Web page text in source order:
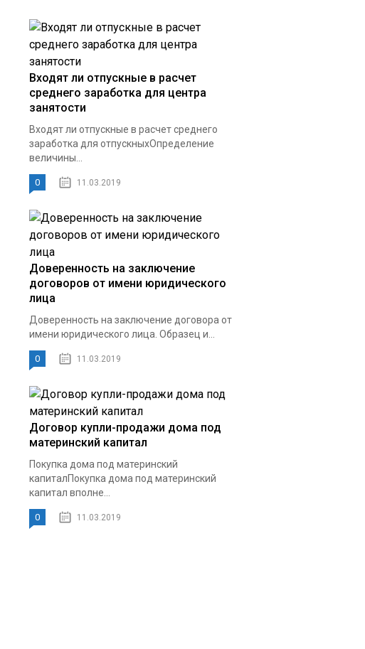
Входят ли отпускные в расчет
среднего заработка для центра
занятости
Входят ли отпускные в расчет среднего
заработка для отпускныхОпределение
величины...
0 11.03.2019
Доверенность на заключение
договоров от имени юридического
лица
Доверенность на заключение договора от
имени юридического лица. Образец и...
0 11.03.2019
Договор купли-продажи дома под
материнский капитал
Покупка дома под материнский
капиталПокупка дома под материнский
капитал вполне...
0 11.03.2019